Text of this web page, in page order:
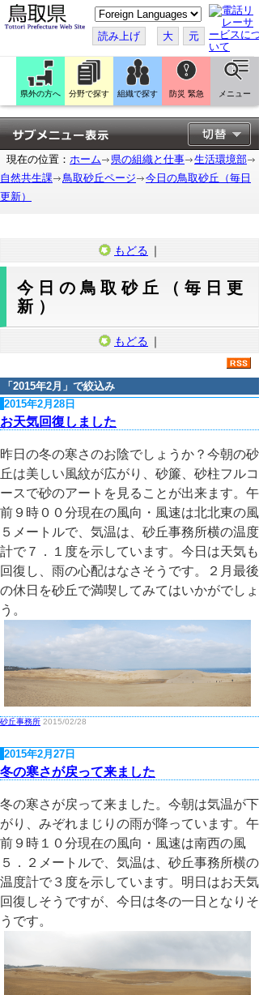
こ
の
ペ
ー
ジ
翻
訳
す
る
読み上げ 大 元
県外の方へ 分野で探す 組織で探す 防災 緊急 メニュー
現在の位置： ホーム 県の組織と仕事
生活環境部
自然共生課
鳥取砂丘ページ
今日の鳥取砂丘（毎日
更新）
もどる ｜
今日の鳥取砂丘（毎日更
新）
もどる ｜
「 2015年2月 」で絞込み
2015年2月28日
お天気回復しました
昨日の冬の寒さのお陰でしょうか？今朝の砂
丘は美しい風紋が広がり、砂簾、砂柱フルコ
ースで砂のアートを見ることが出来ます。午
前９時００分現在の風向・風速は北北東の風
５メートルで、気温は、砂丘事務所横の温度
計で７．１度を示しています。今日は天気も
回復し、雨の心配はなさそうです。２月最後
の休日を砂丘で満喫してみてはいかがでしょ
う。
砂丘事務所 2015/02/28
2015年2月27日
冬の寒さが戻って来ました
冬の寒さが戻って来ました。今朝は気温が下
がり、みぞれまじりの雨が降っています。午
前９時１０分現在の風向・風速は南西の風
５．２メートルで、気温は、砂丘事務所横の
温度計で３度を示しています。明日はお天気
回復しそうですが、今日は冬の一日となりそ
うです。